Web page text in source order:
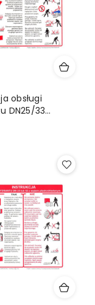
obsługi
DN25/33